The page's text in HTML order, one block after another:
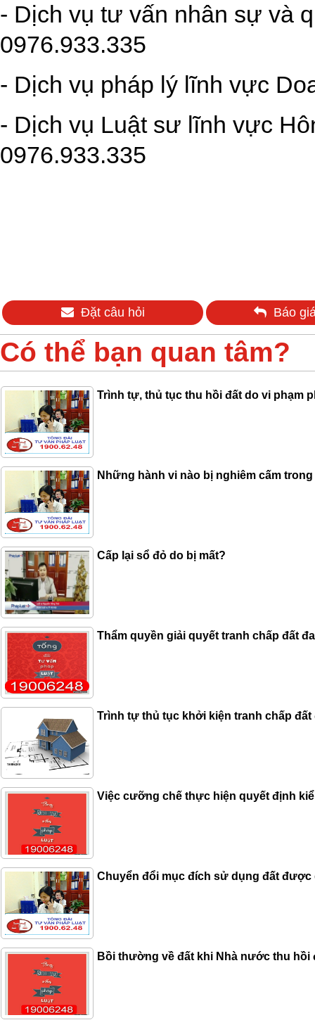
- Dịch vụ tư vấn nhân sự và
0976.933.335
- Dịch vụ pháp lý lĩnh vực
- Dịch vụ Luật sư lĩnh vực
0976.933.335
Đặt câu hỏi Báo
Có thể bạn quan tâm?
Trình tự, thủ tục thu hồi đất do vi phạm
Những hành vi nào bị nghiêm cấm
Cấp lại sổ đỏ do bị mất?
Thẩm quyền giải quyết tranh chấp đất
Trình tự thủ tục khởi kiện tranh chấp đất
Việc cưỡng chế thực hiện quyết định
Chuyển đổi mục đích sử dụng đất
Bồi thường về đất khi Nhà nước thu hồi